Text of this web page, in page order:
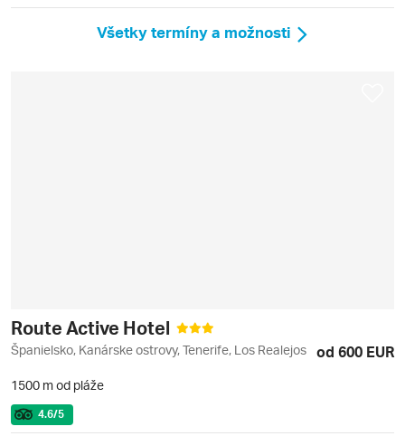
Všetky termíny a možnosti
Route Active Hotel
Španielsko, Kanárske ostrovy, Tenerife, Los Realejos od 600 EUR
1500 m od pláže
4.6/5